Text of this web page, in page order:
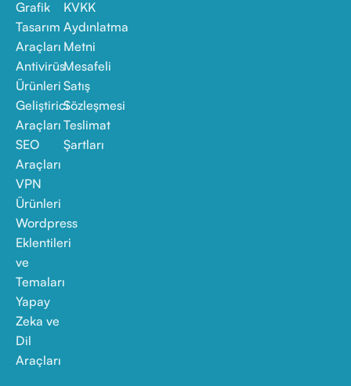
Grafik
Tasarım
Araçları
Antivirüs
Ürünleri
Geliştirici
Araçları
SEO
Araçları
VPN
Ürünleri
Wordpress
Eklentileri
ve
Temaları
Yapay
Zeka ve
Dil
Araçları
KVKK
Aydınlatma
Metni
Mesafeli
Satış
Sözleşmesi
Teslimat
Şartları